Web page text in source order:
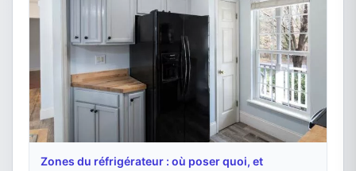
Zones du réfrigérateur : où poser quoi, et